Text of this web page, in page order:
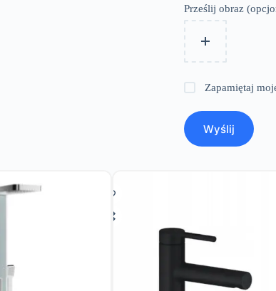
Prześlij obraz
Zapamiętaj
Wyślij